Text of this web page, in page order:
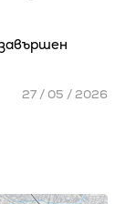
27 / 05 / 2026